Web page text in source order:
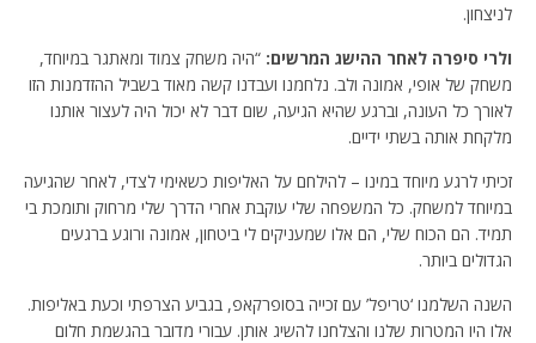
לניצחון.
ולרי סיפרה לאחר ההישג המרשים: “היה משחק צמוד ומאתגר במיוחד,
משחק של אופי, אמונה ולב. נלחמנו ועבדנו קשה מאוד בשביל ההזדמנות הזו
לאורך כל העונה, וברגע שהיא הגיעה, שום דבר לא יכול היה לעצור אותנו
מלקחת אותה בשתי ידיים.
זכיתי לרגע מיוחד במינו – להילחם על האליפות כשאימי לצדי, לאחר שהגיעה
במיוחד למשחק. כל המשפחה שלי עוקבת אחרי הדרך שלי מרחוק ותומכת בי
תמיד. הם הכוח שלי, הם אלו שמעניקים לי ביטחון, אמונה ורוגע ברגעים
הגדולים ביותר.
השנה השלמנו ‘טריפל’ עם זכייה בסופרקאפ, בגביע הצרפתי וכעת באליפות.
אלו היו המטרות שלנו והצלחנו להשיג אותן. עבורי מדובר בהגשמת חלום